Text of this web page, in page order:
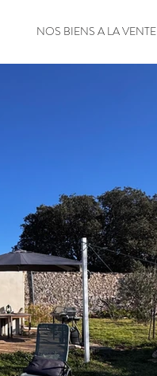
NOS BIENS A LA VENTE